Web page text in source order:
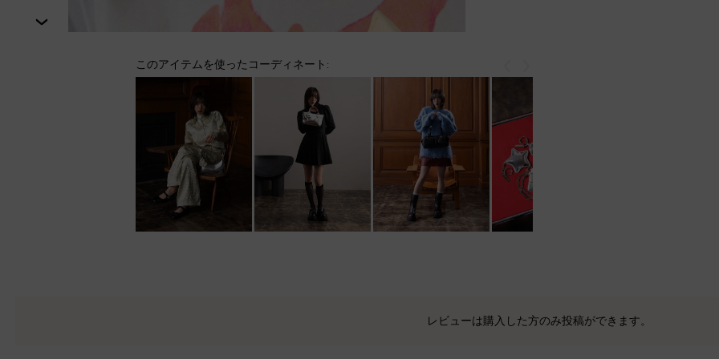
次
このアイテムを使ったコーディネート:
レビューは購入した方のみ投稿ができます。